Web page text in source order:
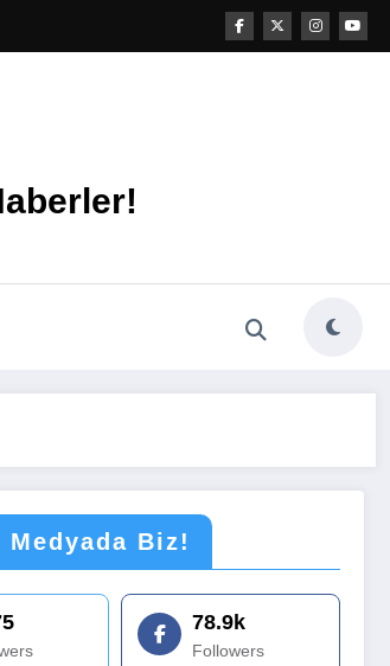
Medyada Biz!
78.9k
Followers